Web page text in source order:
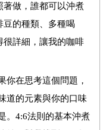
著做，誰都可以沖煮
豆的種類、多種喝
很詳細，讓我的咖啡
你在思考這個問題，
道的元素與你的口味
。4:6法則的基本沖煮